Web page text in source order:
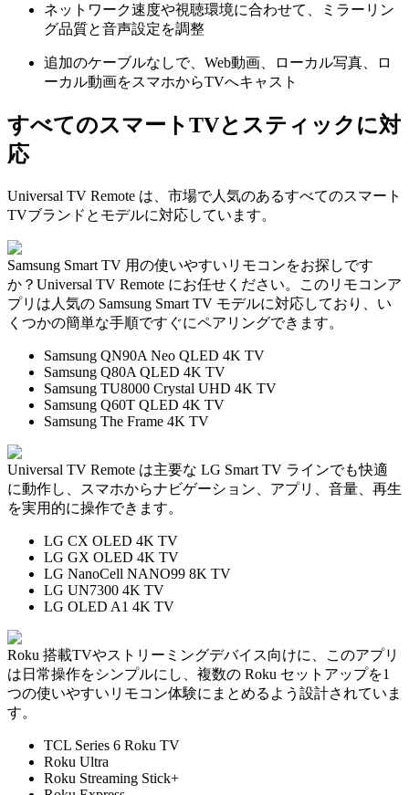
ネットワーク速度や視聴環境に合わせて、ミラーリン
グ品質と音声設定を調整
追加のケーブルなしで、Web動画、ローカル写真、ロ
ーカル動画をスマホからTVへキャスト
すべてのスマートTVとスティックに対
応
Universal TV Remote は、市場で人気のあるすべてのスマート
TVブランドとモデルに対応しています。
Samsung Smart TV 用の使いやすいリモコンをお探しです
か？Universal TV Remote にお任せください。このリモコンア
プリは人気の Samsung Smart TV モデルに対応しており、い
くつかの簡単な手順ですぐにペアリングできます。
Samsung QN90A Neo QLED 4K TV
Samsung Q80A QLED 4K TV
Samsung TU8000 Crystal UHD 4K TV
Samsung Q60T QLED 4K TV
Samsung The Frame 4K TV
Universal TV Remote は主要な LG Smart TV ラインでも快適
に動作し、スマホからナビゲーション、アプリ、音量、再生
を実用的に操作できます。
LG CX OLED 4K TV
LG GX OLED 4K TV
LG NanoCell NANO99 8K TV
LG UN7300 4K TV
LG OLED A1 4K TV
Roku 搭載TVやストリーミングデバイス向けに、このアプリ
は日常操作をシンプルにし、複数の Roku セットアップを1
つの使いやすいリモコン体験にまとめるよう設計されていま
す。
TCL Series 6 Roku TV
Roku Ultra
Roku Streaming Stick+